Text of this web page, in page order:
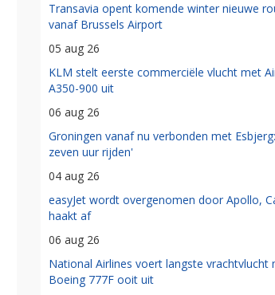
Transavia opent komende winter nieuwe
vanaf Brussels Airport
05 aug 26
KLM stelt eerste commerciële vlucht met
A350-900 uit
06 aug 26
Groningen vanaf nu verbonden met
zeven uur rijden'
04 aug 26
easyJet wordt overgenomen door Apollo,
haakt af
06 aug 26
National Airlines voert langste vrachtvlucht
Boeing 777F ooit uit